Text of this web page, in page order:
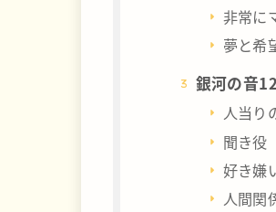
非常に
夢と希
銀河の音12
人当り
聞き役
好き嫌
人間関